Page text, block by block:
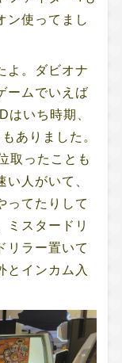
ン使ってまし
よ。ダビオナ
ームでいえば
はいち時期、
ありました。
取ったことも
人がいて、
ってたりして
ミスタードリ
リラー置いて
とインカム入